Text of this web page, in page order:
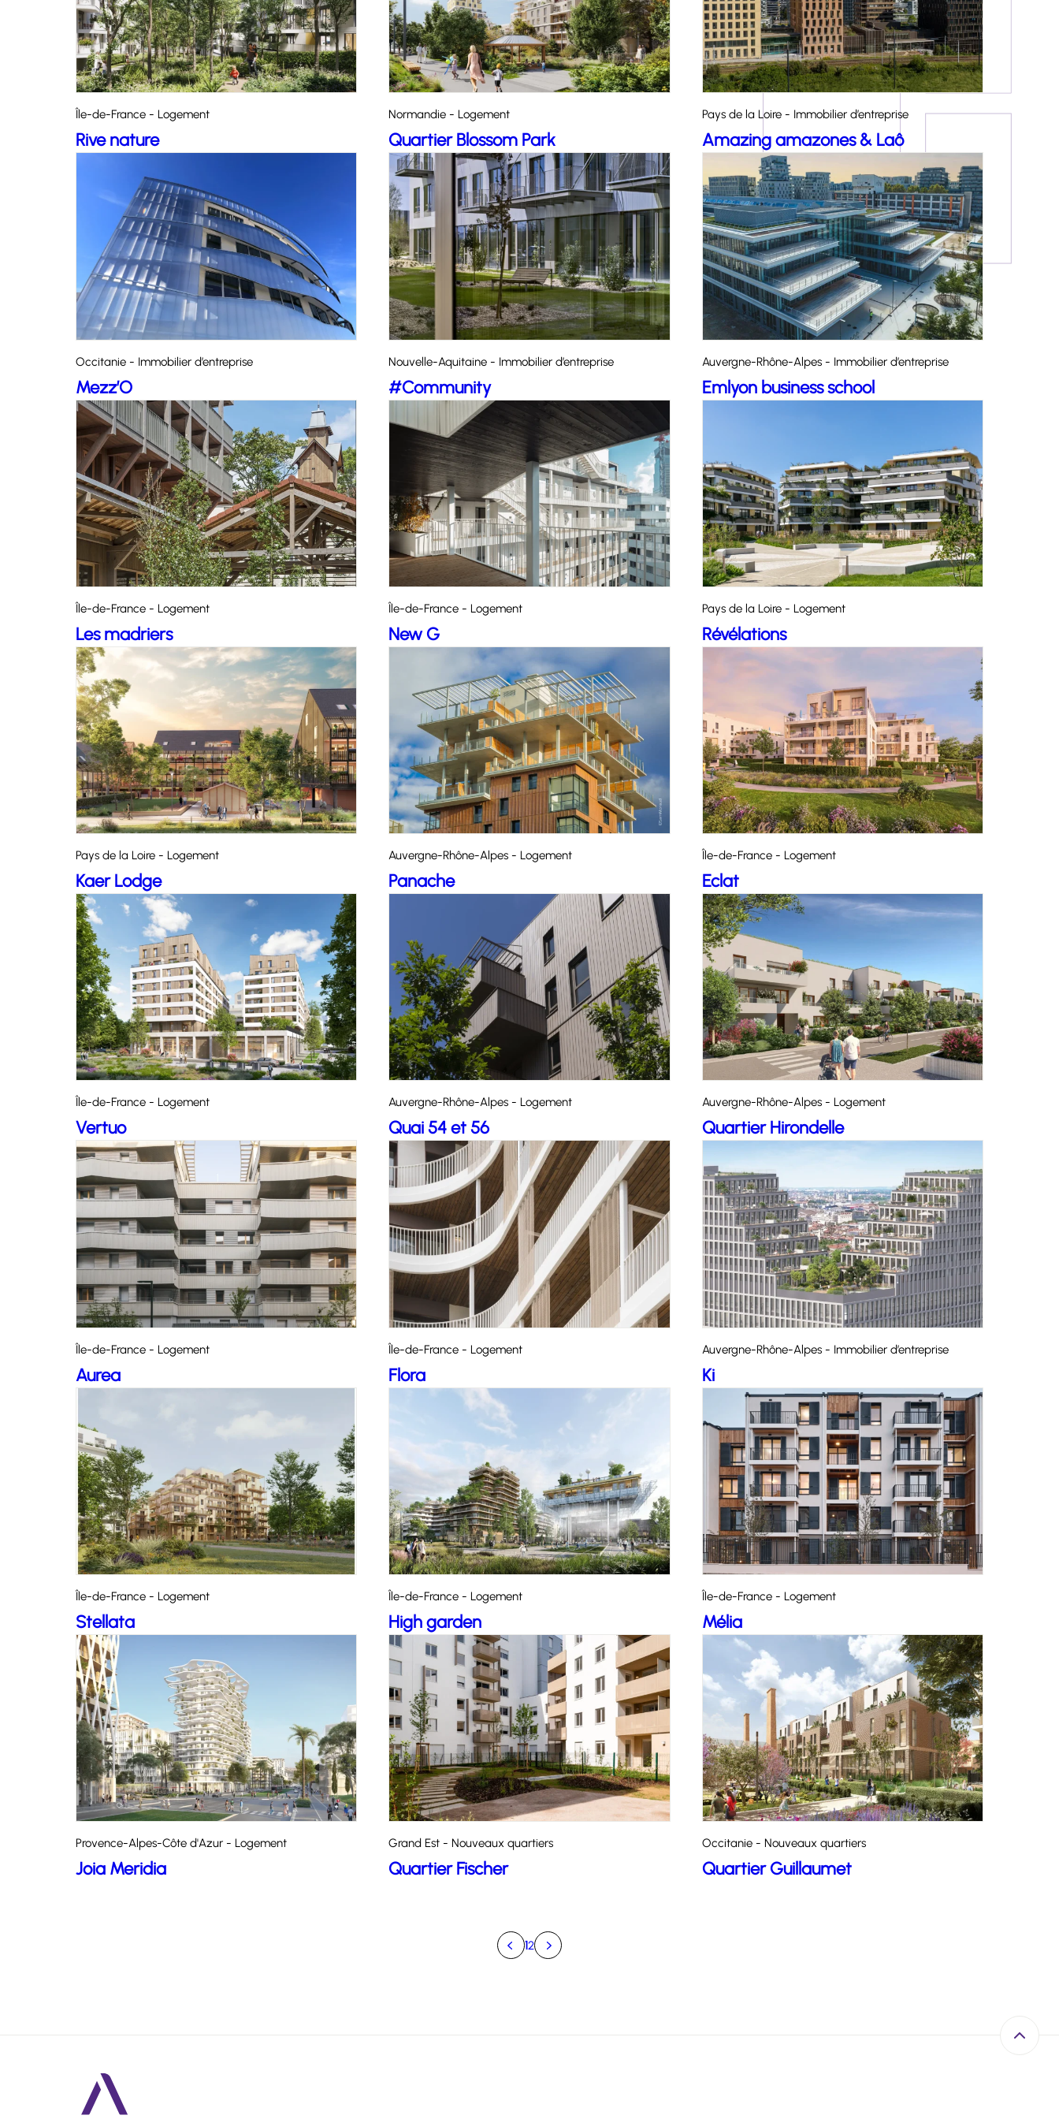
Île-de-France - Logement
Rive nature
Normandie - Logement
Quartier Blossom Park
Pays de la Loire - Immobilier d’entreprise
Amazing amazones & Laô
Occitanie - Immobilier d’entreprise
Mezz’O
Nouvelle-Aquitaine - Immobilier d’entreprise
#Community
Auvergne-Rhône-Alpes - Immobilier d’entreprise
Emlyon business school
Île-de-France - Logement
Les madriers
Île-de-France - Logement
New G
Pays de la Loire - Logement
Révélations
Pays de la Loire - Logement
Kaer Lodge
Auvergne-Rhône-Alpes - Logement
Panache
Île-de-France - Logement
Eclat
Île-de-France - Logement
Vertuo
Auvergne-Rhône-Alpes - Logement
Quai 54 et 56
Auvergne-Rhône-Alpes - Logement
Quartier Hirondelle
Île-de-France - Logement
Aurea
Île-de-France - Logement
Flora
Auvergne-Rhône-Alpes - Immobilier d’entreprise
Ki
Île-de-France - Logement
Stellata
Île-de-France - Logement
High garden
Île-de-France - Logement
Mélia
Provence-Alpes-Côte d'Azur - Logement
Joia Meridia
Grand Est - Nouveaux quartiers
Quartier Fischer
Occitanie - Nouveaux quartiers
Quartier Guillaumet
Précédent
12
Suivant
Retour